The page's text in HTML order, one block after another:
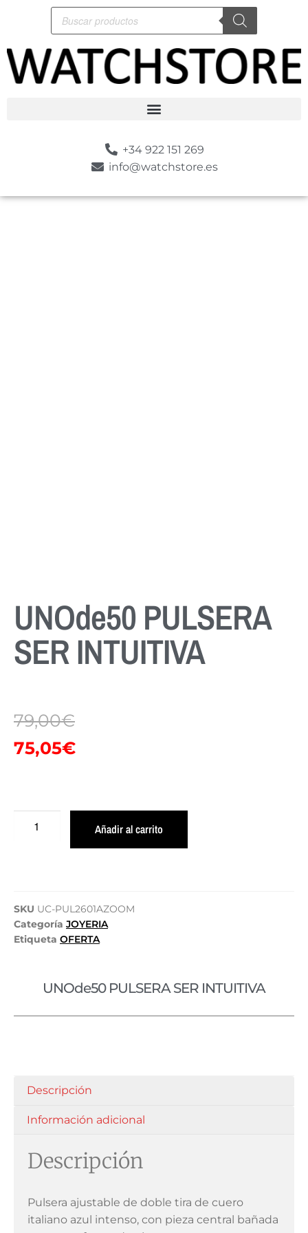
+34 922 151 269
info@watchstore.es
UNOde50 PULSERA
SER INTUITIVA
79,00€
75,05€
Añadir al carrito
SKU UC-PUL2601AZOOM
Categoría JOYERIA
Etiqueta OFERTA
UNOde50 PULSERA SER INTUITIVA
Descripción
Información adicional
Descripción
Pulsera ajustable de doble tira de cuero
italiano azul intenso, con pieza central bañada